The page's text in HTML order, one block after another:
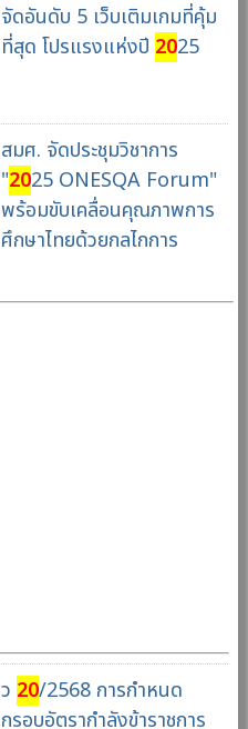
จัดอันดับ 5 เว็บเติมเกมที่คุ้ม
ที่สุด โปรแรงแห่งปี 2025
สมศ. จัดประชุมวิชาการ
"2025 ONESQA Forum"
พร้อมขับเคลื่อนคุณภาพการ
ศึกษาไทยด้วยกลไกการ
ว 20/2568 การกำหนด
กรอบอัตรากำลังข้าราชการ